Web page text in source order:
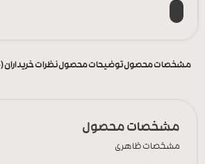
مشخصات محصولتوضیحات محصولنظرات خریداران (0)
مشخصات محصول
مشخصات ظاهری